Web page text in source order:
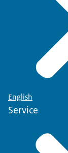
English
Service